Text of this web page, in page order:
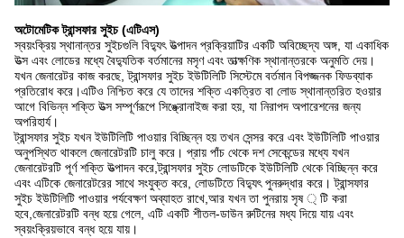
অটোমেটিক ট্রান্সফার সুইচ (এটিএস)
স্বয়ংক্রিয় স্থানান্তর সুইচগুলি বিদ্যুৎ উত্পাদন প্রক্রিয়াটির একটি অবিচ্ছেদ্য অঙ্গ, যা একাধিক
উত্স এবং লোডের মধ্যে বৈদ্যুতিক বর্তমানের মসৃণ এবং তাত্ক্ষণিক স্থানান্তরকে অনুমতি দেয়।
যখন জেনারেটর কাজ করছে, ট্রান্সফার সুইচ ইউটিলিটি সিস্টেমে বর্তমান বিপজ্জনক ফিডব্যাক
প্রতিরোধ করে।এটিও নিশ্চিত করে যে তাদের শক্তি একত্রিত বা লোড স্থানান্তরিত হওয়ার
আগে বিভিন্ন শক্তি উত্স সম্পূর্ণরূপে সিঙ্ক্রোনাইজ করা হয়, যা নিরাপদ অপারেশনের জন্য
অপরিহার্য।
ট্রান্সফার সুইচ যখন ইউটিলিটি পাওয়ার বিচ্ছিন্ন হয় তখন সেন্সর করে এবং ইউটিলিটি পাওয়ার
অনুপস্থিত থাকলে জেনারেটরটি চালু করে। প্রায় পাঁচ থেকে দশ সেকেন্ডের মধ্যে যখন
জেনারেটরটি পূর্ণ শক্তি উত্পাদন করে,ট্রান্সফার সুইচ লোডটিকে ইউটিলিটি থেকে বিচ্ছিন্ন করে
এবং এটিকে জেনারেটরের সাথে সংযুক্ত করে, লোডটিতে বিদ্যুৎ পুনরুদ্ধার করে। ট্রান্সফার
সুইচ ইউটিলিটি পাওয়ার পর্যবেক্ষণ অব্যাহত রাখে,আর যখন তা পুনরায় সৃষ ্ টি করা
হবে,জেনারেটরটি বন্ধ হয়ে গেলে, এটি একটি শীতল-ডাউন রুটিনের মধ্য দিয়ে যায় এবং
স্বয়ংক্রিয়ভাবে বন্ধ হয়ে যায়।